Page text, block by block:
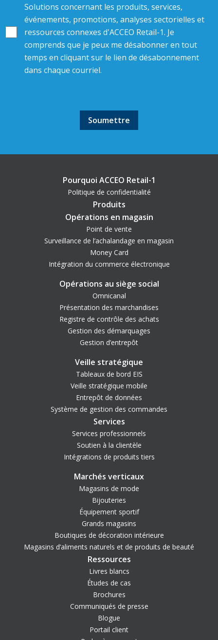
Solutions concernant les produits, services,
événements, promotions, analyses sectorielles et
ressources connexes d'ACCEO Retail-1. Je
comprends que je peux me désabonner en tout
temps en cliquant sur le lien de désabonnement
dans chaque courriel.
Pourquoi ACCEO Retail-1
Politique de confidentialité
Produits
Opérations en magasin
Point de vente
Surveillance de l’achalandage en magasin
Money Card
Intégration du commerce électronique
Opérations au siège social
Omnicanal
Présentation des marchandises
Registre de contrôle des achats
Gestion des démarquages
Gestion d’entrepôt
Veille stratégique
Tableaux de bord EIS
Veille stratégique mobile
Entrepôt de données
Système de gestion des commandes
Services
Services professionnels
Soutien à la clientèle
Intégrations de produits tiers
Marchés verticaux
Magasins de mode
Bijouteries
Équipement sportif
Grands magasins
Boutiques de décoration intérieure
Magasins d’aliments naturels et de produits de beauté
Ressources
Livres blancs
Études de cas
Brochures
Communiqués de presse
Blogue
Portail client